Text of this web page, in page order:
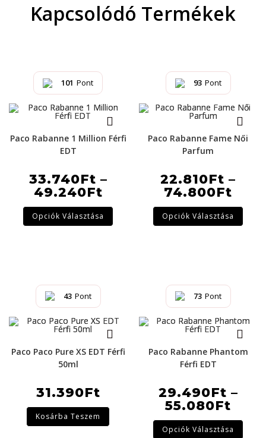
Kapcsolódó Termékek
101 Pont
Paco Rabanne 1 Million Férfi
EDT
33.740Ft –
49.240Ft
Opciók Választása
93 Pont
Paco Rabanne Fame Női
Parfum
22.810Ft –
74.800Ft
Opciók Választása
43 Pont
Paco Paco Pure XS EDT Férfi
50ml
31.390Ft
Kosárba Teszem
73 Pont
Paco Rabanne Phantom
Férfi EDT
29.490Ft –
55.080Ft
Opciók Választása